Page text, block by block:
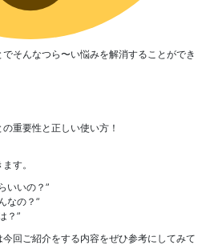
そんなつら〜い悩みを解消することができ
重要性と正しい使い方！
す。
いいの？”
なの？”
？”
回ご紹介をする内容をぜひ参考にしてみて